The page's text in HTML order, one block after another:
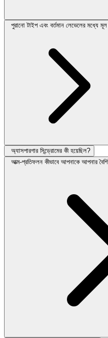
পুরানো টাইপ এবং বর্তমান লেভেলের মধ্যে মূল
অ্যাসপারগার সিন্ড্রোমের কী হয়েছিল?
আত্ম-প্রতিফলন কীভাবে আপনাকে আপনার